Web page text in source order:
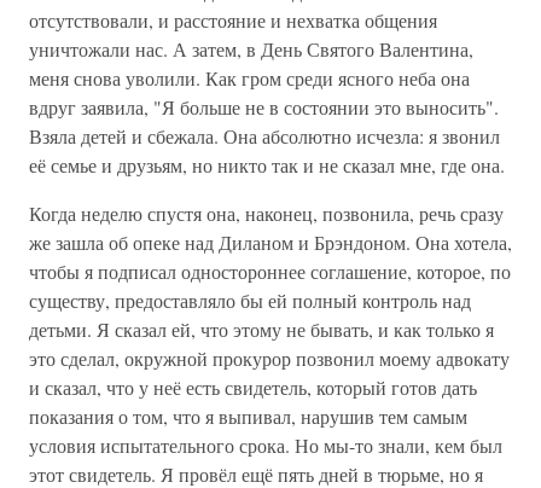
отсутствовали, и расстояние и нехватка общения
уничтожали нас. А затем, в День Святого Валентина,
меня снова уволили. Как гром среди ясного неба она
вдруг заявила, "Я больше не в состоянии это выносить".
Взяла детей и сбежала. Она абсолютно исчезла: я звонил
её семье и друзьям, но никто так и не сказал мне, где она.
Когда неделю спустя она, наконец, позвонила, речь сразу
же зашла об опеке над Диланом и Брэндоном. Она хотела,
чтобы я подписал одностороннее соглашение, которое, по
существу, предоставляло бы ей полный контроль над
детьми. Я сказал ей, что этому не бывать, и как только я
это сделал, окружной прокурор позвонил моему адвокату
и сказал, что у неё есть свидетель, который готов дать
показания о том, что я выпивал, нарушив тем самым
условия испытательного срока. Но мы-то знали, кем был
этот свидетель. Я провёл ещё пять дней в тюрьме, но я